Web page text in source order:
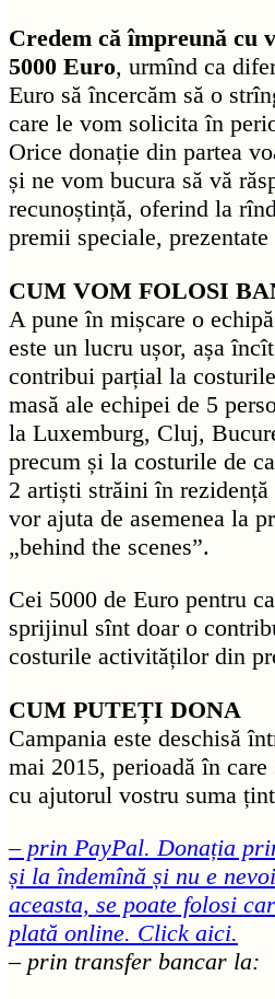
Credem că împreună cu
5000 Euro, urmînd ca
Euro să încercăm să o
care le vom solicita în
Orice donație din partea
și ne vom bucura să vă
recunoștință, oferind la
premii speciale,
CUM VOM FOLOSI
A pune în mișcare o
este un lucru ușor, așa
contribui parțial la
masă ale echipei de 5
la Luxemburg, Cluj,
precum și la costurile de
2 artiști străini în
vor ajuta de asemenea la
„behind the scenes”.
Cei 5000 de Euro pentru
sprijinul sînt doar o
costurile activităților din
CUM PUTEȚI DONA
Campania este deschisă
mai 2015, perioadă în care
cu ajutorul vostru suma
– prin PayPal. Donația
și la îndemînă și nu e
aceasta, se poate folosi
plată online. Click aici.
– prin transfer bancar la: